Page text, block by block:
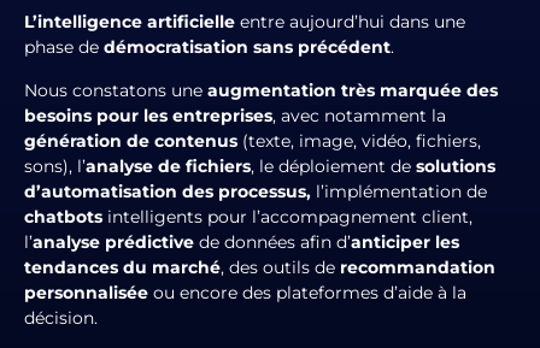
L’intelligence artificielle entre aujourd’hui dans une
phase de démocratisation sans précédent.
Nous constatons une augmentation très marquée des
besoins pour les entreprises, avec notamment la
génération de contenus (texte, image, vidéo, fichiers,
sons), l’analyse de fichiers, le déploiement de solutions
d’automatisation des processus, l’implémentation de
chatbots intelligents pour l’accompagnement client,
l’analyse prédictive de données afin d’anticiper les
tendances du marché, des outils de recommandation
personnalisée ou encore des plateformes d’aide à la
décision.